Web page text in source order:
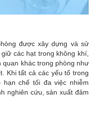
được xây dựng và sử
các hạt trong không khí,
quan khác trong phòng như
Khi tất cả các yếu tố trong
chế tối đa việc nhiễm
nghiên cứu, sản xuất đảm